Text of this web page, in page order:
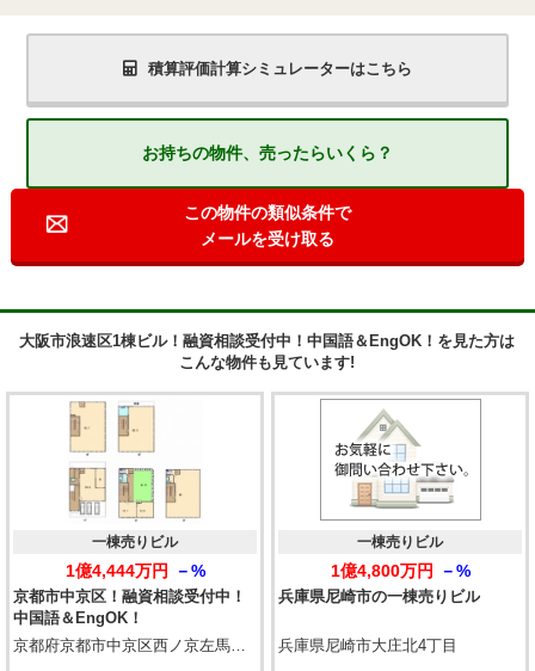
積算評価計算シミュレーターはこちら
お持ちの物件、売ったらいくら？
この物件の類似条件で
メールを受け取る
大阪市浪速区1棟ビル！融資相談受付中！中国語＆EngOK！を見た方は
こんな物件も見ています!
京都市中京区！融資相談受付中！
中国語＆EngOK！
一棟売りビル
1億4,444万円 －%
京都府京都市中京区西ノ京左馬寮町
兵庫県尼崎市の一棟売りビル
一棟売りビル
1億4,800万円 －%
兵庫県尼崎市大庄北4丁目